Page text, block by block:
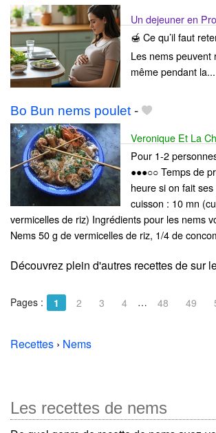
Un dejeuner en
🍯 Ce qu’il faut
Les nems peuvent
même pendant la...
Bo Bun nems poulet -
Veronique Et La
Pour 1-2
●●●○○ Temps de
heure si on fait
cuisson : 10 mn
vermicelles de riz) Ingrédients pour les nems
Nems 50 g de vermicelles de riz, 1/4 de
Découvrez plein d'autres recettes desur
Pages : 1 2 3 4 … 48 49
Recettes › Nems
Les recettes de nems